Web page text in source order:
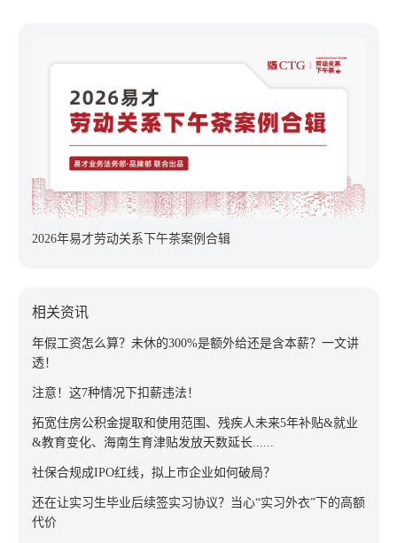
2026年易才劳动关系下午茶案例合辑
相关资讯
年假工资怎么算？未休的300%是额外给还是含本薪？一文讲
透！
注意！这7种情况下扣薪违法！
拓宽住房公积金提取和使用范围、残疾人未来5年补贴&就业
&教育变化、海南生育津贴发放天数延长......
社保合规成IPO红线，拟上市企业如何破局？
还在让实习生毕业后续签实习协议？当心“实习外衣”下的高额
代价